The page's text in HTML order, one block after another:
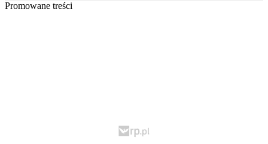
Promowane treści